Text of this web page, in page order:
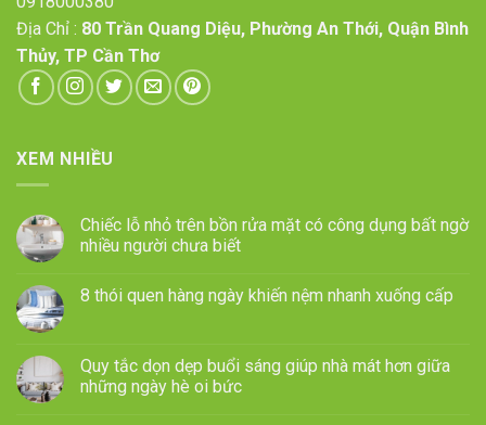
Địa Chỉ : 80 Trần Quang Diệu, Phường An Thới, Quận Bình
Thủy, TP Cần Thơ
XEM NHIỀU
Chiếc lỗ nhỏ trên bồn rửa mặt có công dụng bất ngờ
nhiều người chưa biết
8 thói quen hàng ngày khiến nệm nhanh xuống cấp
Quy tắc dọn dẹp buổi sáng giúp nhà mát hơn giữa
những ngày hè oi bức